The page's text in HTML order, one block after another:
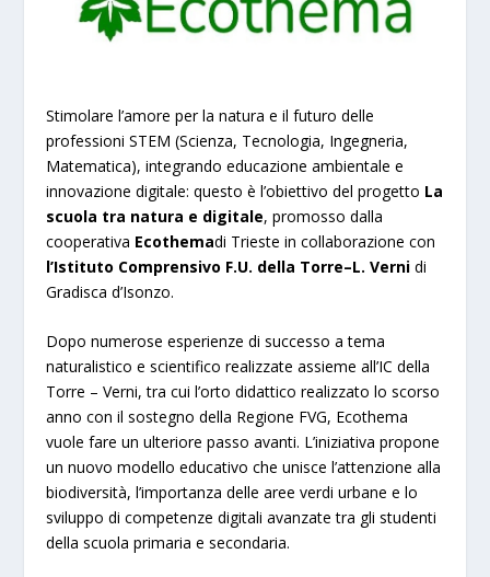
Stimolare l’amore per la natura e il futuro delle
professioni STEM (Scienza, Tecnologia, Ingegneria,
Matematica), integrando educazione ambientale e
innovazione digitale: questo è l’obiettivo del progetto La
scuola tra natura e digitale, promosso dalla
cooperativa Ecothemadi Trieste in collaborazione con
l’Istituto Comprensivo F.U. della Torre–L. Verni di
Gradisca d’Isonzo.
Dopo numerose esperienze di successo a tema
naturalistico e scientifico realizzate assieme all’IC della
Torre – Verni, tra cui l’orto didattico realizzato lo scorso
anno con il sostegno della Regione FVG, Ecothema
vuole fare un ulteriore passo avanti. L’iniziativa propone
un nuovo modello educativo che unisce l’attenzione alla
biodiversità, l’importanza delle aree verdi urbane e lo
sviluppo di competenze digitali avanzate tra gli studenti
della scuola primaria e secondaria.